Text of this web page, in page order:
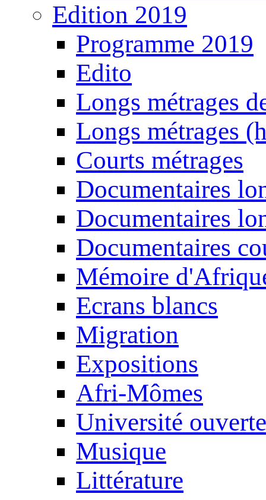
Edition 2019
Programme 2019
Edito
Longs métrages
Longs métrages
Courts métrages
Documentaires
Documentaires
Documentaires
Mémoire
Ecrans blancs
Migration
Expositions
Afri-Mômes
Université ouverte
Musique
Littérature